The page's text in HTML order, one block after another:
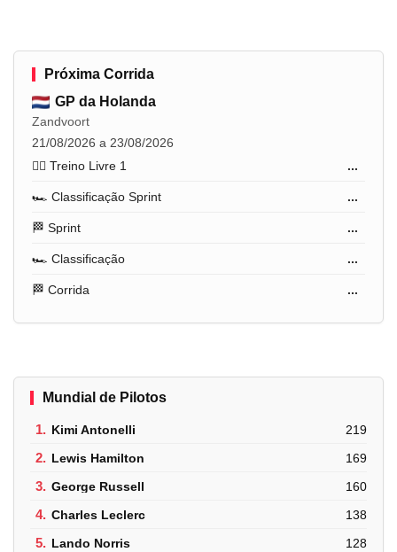
Próxima Corrida
GP da Holanda
Zandvoort
21/08/2026 a 23/08/2026
🏋️‍♂️ Treino Livre 1
...
🏎️ Classificação Sprint ...
🏁 Sprint ...
🏎️ Classificação ...
🏁 Corrida ...
Mundial de Pilotos
1. Kimi Antonelli 219
2. Lewis Hamilton 169
3. George Russell 160
4. Charles Leclerc 138
5. Lando Norris 128